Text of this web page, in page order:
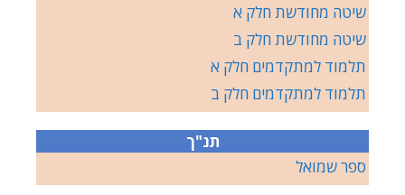
שיטה מחודשת חלק א
שיטה מחודשת חלק ב
תלמוד למתקדמים חלק א
תלמוד למתקדמים חלק ב
תנ"ך
ספר שמואל